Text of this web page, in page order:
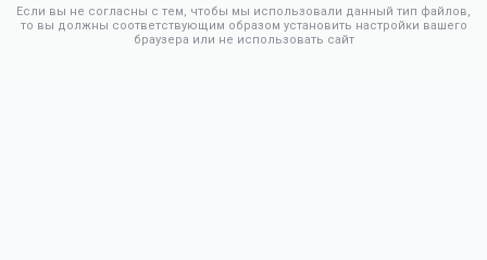
Если вы не согласны с тем, чтобы мы использовали данный тип файлов,
то вы должны соответствующим образом установить настройки вашего
браузера или не использовать сайт